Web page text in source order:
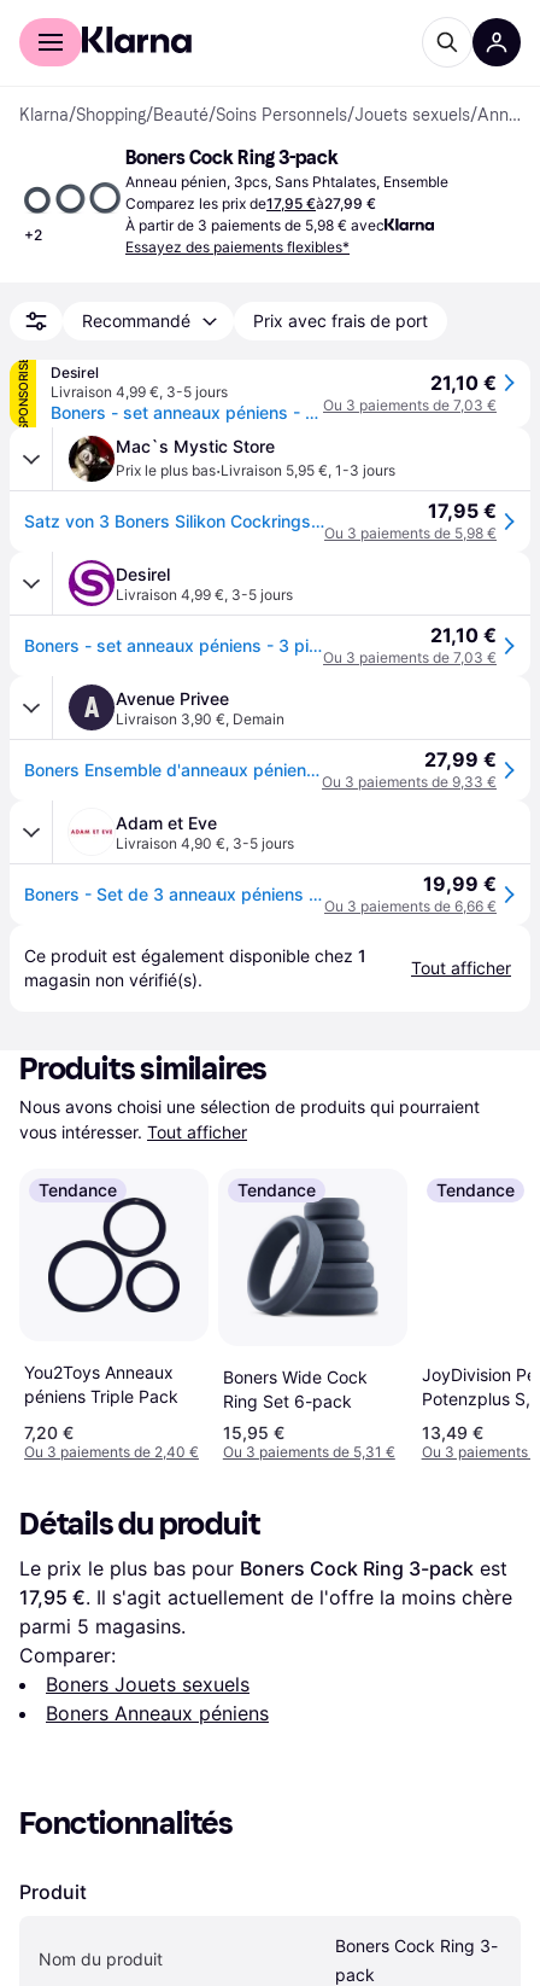
Acheter avec Klarna
Klarna/Shopping/Beauté/Soins Personnels/Jouets sexuels/ Anneaux péniens
+2
Boners Cock Ring 3-pack
Anneau pénien, 3pcs, Sans Phtalates, Ensemble
Comparez les prix de17,95 €à27,99 €
À partir de 3 paiements de 5,98 € avec
Essayez des paiements flexibles*
Recommandé Prix avec frais de port
SPONSORISÉ
Desirel
Livraison 4,99 €, 3-5 jours
Boners - set anneaux péniens - 3 pièces - silicone gris
21,10 €
Ou 3 paiements de 7,03 €
Mac`s Mystic Store
Prix le plus bas·Livraison 5,95 €, 1-3 jours
Satz von 3 Boners Silikon Cockrings 9mm 17,95 €
Ou 3 paiements de 5,98 €
Desirel
Livraison 4,99 €, 3-5 jours
Boners - set anneaux péniens - 3 pièces - silicone gris 21,10 €
Ou 3 paiements de 7,03 €
A Avenue Privee
Livraison 3,90 €, Demain
Boners Ensemble d'anneaux péniens à 3 pièces - gris 27,99 €
Ou 3 paiements de 9,33 €
Adam et Eve
Livraison 4,90 €, 3-5 jours
Boners - Set de 3 anneaux péniens - Gris 19,99 €
Ou 3 paiements de 6,66 €
Ce produit est également disponible chez 1
magasin non vérifié(s).
Tout afficher
Produits similaires
Nous avons choisi une sélection de produits qui pourraient
vous intéresser. Tout afficher
Tendance
You2Toys Anneaux
péniens Triple Pack
7,20 €
Ou 3 paiements de 2,40 €
Tendance
Boners Wide Cock
Ring Set 6-pack
15,95 €
Ou 3 paiements de 5,31 €
Tendance
JoyDivision
Potenzplus S,
13,49 €
Ou 3 paiements
Détails du produit
Le prix le plus bas pour Boners Cock Ring 3-pack
17,95 €. Il s'agit actuellement de l'offre la moins chère
parmi 5 magasins.
Comparer:
Boners Jouets sexuels
Boners Anneaux péniens
Fonctionnalités
Produit
Nom du produit
Boners Cock Ring 3-
pack